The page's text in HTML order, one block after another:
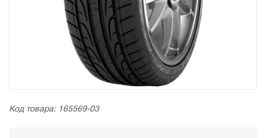
Код товара: 165569-03